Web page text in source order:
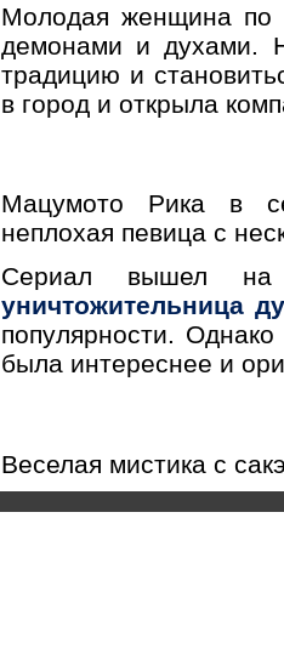
Молодая женщина по
демонами и духами.
традицию и
в город и открыла
Мацумото Рика в
неплохая певица с
Сериал вышел
уничтожительница
популярности.
была интереснее и
Веселая мистика с